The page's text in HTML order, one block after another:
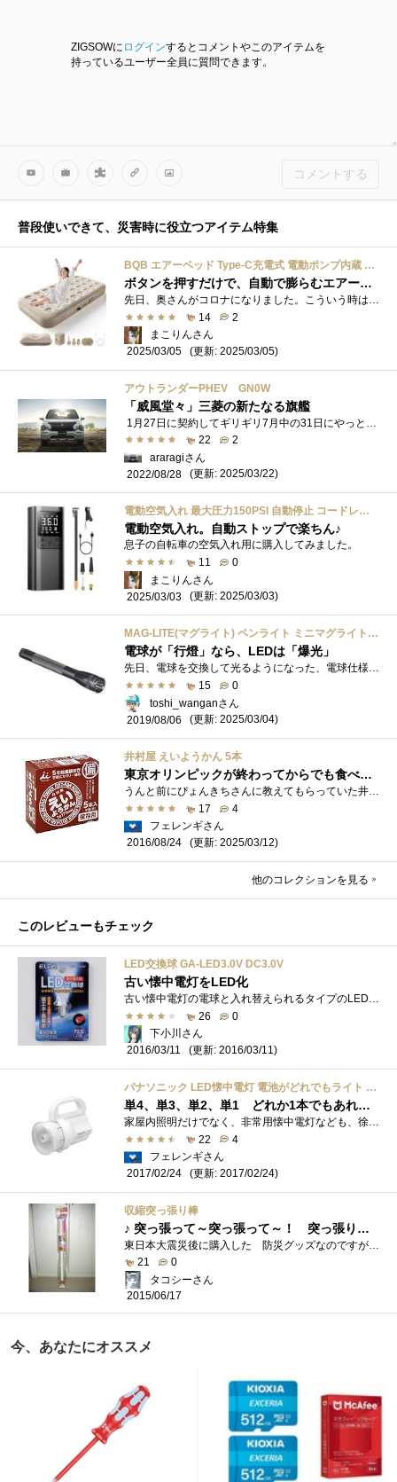
ZIGSOWに ログインするとコメントやこのアイテムを
持っているユーザー全員に質問できます。
コメントする
普段使いできて、災害時に役立つアイテム特集
BQB エアーベッド Type-C充電式 電動ポンプ内蔵 ポンプ取り外し可能 シングル 190×100×25cm 折り畳み式 自動膨張 ワンタッチで空気抜け エアーマット エアマット
ボタンを押すだけで、自動で膨らむエアーベッド。空気を抜くのもボタンを押すだけ！
先日、奥さんがコロナになりました。こういう時はリビングのソファーベッドを使って寝るのですが、やはり硬いのです。そこでエアーベッドを�...
14
2
まこりんさん
2025/03/05
(更新: 2025/03/05)
アウトランダーPHEV GN0W
「威風堂々」三菱の新たなる旗艦
22
2
araragiさん
2022/08/28
(更新: 2025/03/22)
電動空気入れ 最大圧力150PSI 自動停止 コードレス 6000mAh 大容量バッテリー 仏/英/米式バルブ対応 自転車/バイク/車/ボール 一台三役 モバイルバッテリー SOS/LED懐中ライト付き
電動空気入れ。自動ストップで楽ちん♪
息子の自転車の空気入れ用に購入してみました。
11
0
まこりんさん
2025/03/03
(更新: 2025/03/03)
MAG-LITE(マグライト) ペンライト ミニマグライト 2AAA LED(単四2本) SP32096 グレー
電球が「行燈」なら、LEDは「爆光」
先日、電球を交換して光るようになった、電球仕様の、旧型MiniMaglite お出かけ用バッグの、asicsA77ロールトップショルダーバッグに忍ばせて、夜�...
15
0
toshi_wanganさん
2019/08/06
(更新: 2025/03/04)
井村屋 えいようかん 5本
東京オリンピックが終わってからでも食べることができます長期保存が可能 井村屋の「えいようかん」
うんと前にぴょんきちさんに教えてもらっていた井村屋の「えいようかん」 5年という長期保存が可能な保存食としても 普段のおやつとしても�...
17
4
フェレンギさん
2016/08/24
(更新: 2025/03/12)
他のコレクションを見る
このレビューもチェック
LED交換球 GA-LED3.0V DC3.0V
古い懐中電灯をLED化
古い懐中電灯の電球と入れ替えられるタイプのLED。乾電池2本用と4本用があるがこれは2本用。今となっては電球タイプは電池の消耗が激しく肝心�...
26
0
下小川さん
2016/03/11
(更新: 2016/03/11)
パナソニック LED懐中電灯 電池がどれでもライト ホワイト BF-BM10-W
単4、単3、単2、単1 どれか1本でもあれば大丈夫 まさに非常用
22
4
フェレンギさん
2017/02/24
(更新: 2017/02/24)
収縮突っ張り棒
♪ 突っ張って～突っ張って～！ 突っ張り棒...
21
0
タコシーさん
2015/06/17
今、あなたにオススメ